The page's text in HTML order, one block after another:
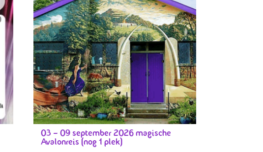
03 – 09 september 2026 magische
Avalonreis (nog 1 plek)